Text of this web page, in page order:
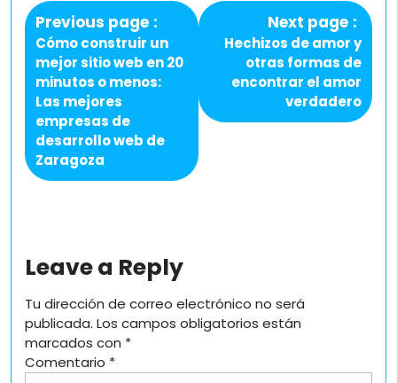
de
entradas
Previous page
Previous
post:
Cómo construir un
mejor sitio web en 20
minutos o menos:
Las mejores
empresas de
desarrollo web de
Zaragoza
Next page
Next
post:
Hechizos de amor y
otras formas de
encontrar el amor
verdadero
Leave a Reply
Tu dirección de correo electrónico no será
publicada. Los campos obligatorios están
marcados con *
Comentario *